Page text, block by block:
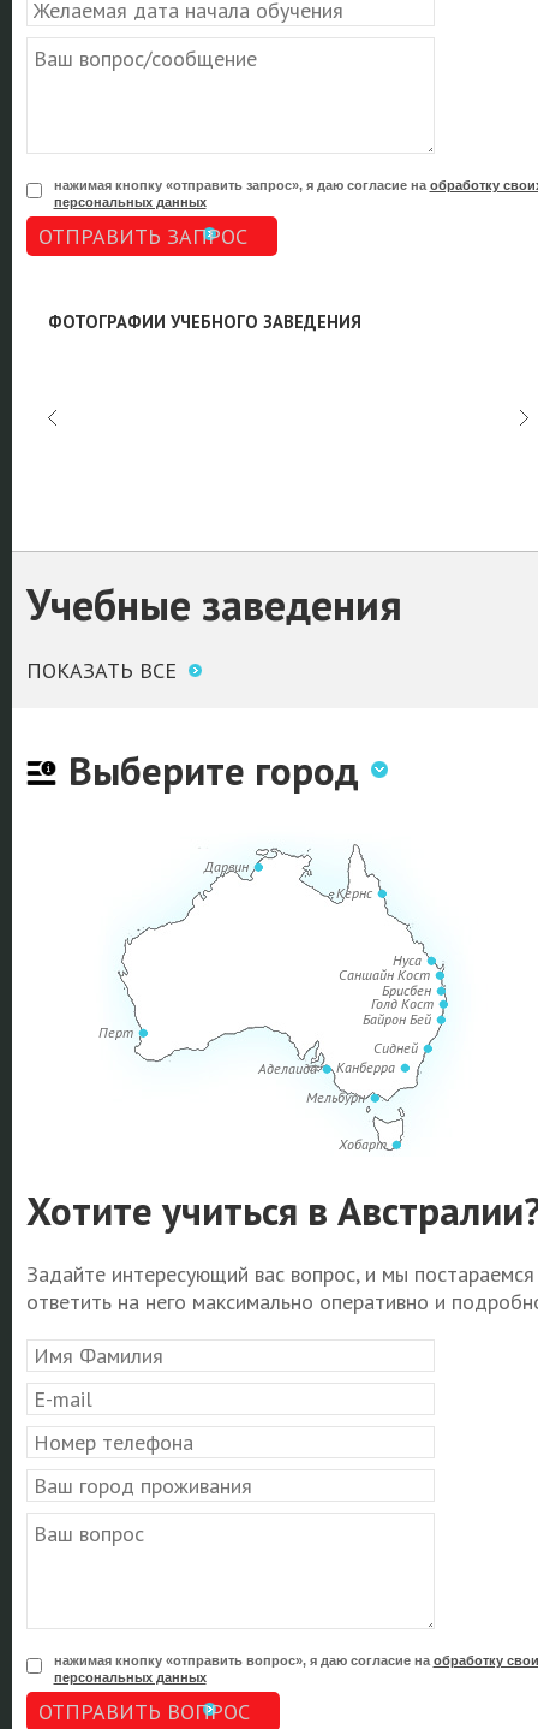
нажимая кнопку «отправить запрос», я даю согласие на обработку
персональных данных
ОТПРАВИТЬ ЗАПРОС
ФОТОГРАФИИ УЧЕБНОГО ЗАВЕДЕНИЯ
Учебные заведения
ПОКАЗАТЬ ВСЕ
Выберите город
Сидней
Аделаида
Байрон Бей
Брисбен
Голд Кост
Канберра
Кернс
Мельбурн
Перт
Саншайн Кост
Хобарт
Нуса
Дарвин
Хотите учиться в
Задайте интересующий вас вопрос, и мы постараемся
ответить на него максимально оперативно и
нажимая кнопку «отправить вопрос», я даю согласие на обработку
персональных данных
ОТПРАВИТЬ ВОПРОС